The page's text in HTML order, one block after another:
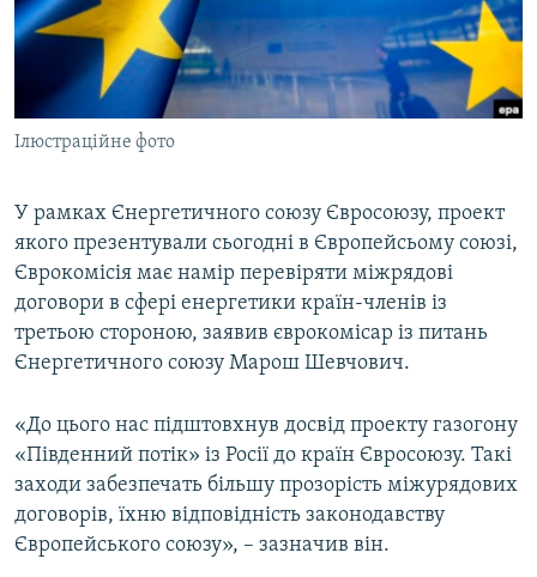
ВІДЕОУРОКИ «ELIFBE»
СВІДЧЕННЯ ОКУПАЦІЇ
УКРАЇНСЬКА ПРОБЛЕМА КРИМУ
ІНФОГРАФІКА
Русский
Qırımtatar
ДОЛУЧАЙСЯ!
Усі сайти RFE/RL
Ілюстраційне фото
У рамках Єнергетичного союзу Євросоюзу, проект
якого презентували сьогодні в Європейсьому союзі,
Єврокомісія має намір перевіряти міжрядові
договори в сфері енергетики країн-членів із
третьою стороною, заявив єврокомісар із питань
Єнергетичного союзу Марош Шевчович.
«До цього нас підштовхнув досвід проекту газогону
«Південний потік» із Росії до країн Євросоюзу. Такі
заходи забезпечать більшу прозорість міжурядових
договорів, їхню відповідність законодавству
Європейського союзу», – зазначив він.